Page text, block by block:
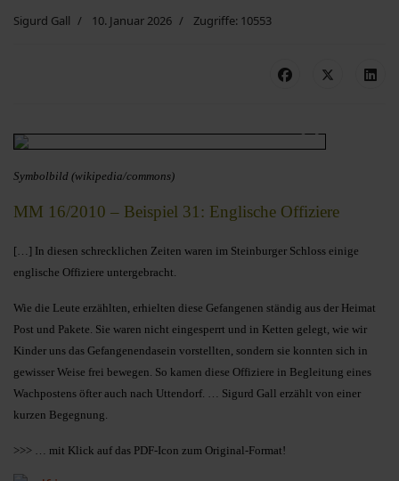
Sigurd Gall 10. Januar 2026 Zugriffe: 10553
Symbolbild (wikipedia/commons)
MM 16/2010 – Beispiel 31: Englische Offiziere
[…] In diesen schrecklichen Zeiten waren im Steinburger Schloss einige
englische Offiziere untergebracht.
Wie die Leute erzählten, erhielten diese Gefangenen ständig aus der Heimat
Post und Pakete. Sie waren nicht eingesperrt und in Ketten gelegt, wie wir
Kinder uns das Gefangenendasein vorstellten, sondern sie konnten sich in
gewisser Weise frei bewegen. So kamen diese Offiziere in Begleitung eines
Wachpostens öfter auch nach Uttendorf. … Sigurd Gall erzählt von einer
kurzen Begegnung.
>>> … mit Klick auf das PDF-Icon zum Original-Format!